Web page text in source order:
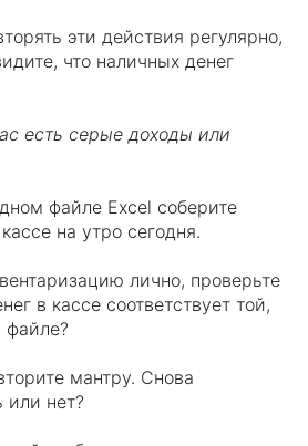
эти действия регулярно,
что наличных денег
есть серые доходы или
файле Excel соберите
на утро сегодня.
лично, проверьте
в кассе соответствует той,
файле?
мантру. Снова
или нет?